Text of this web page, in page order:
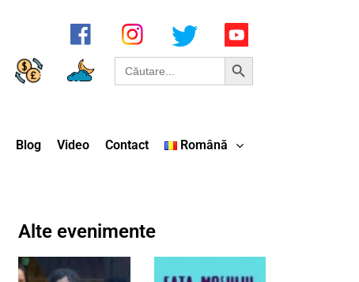
Search
for:
Search Button
Blog Video Contact Română
Alte evenimente